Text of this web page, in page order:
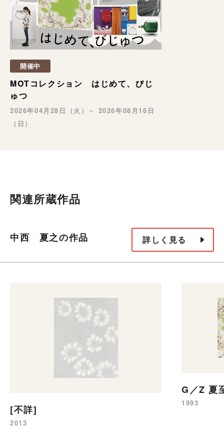
開催中
MOTコレクション はじめて、びじ
ゅつ
2026年04月28日（火）－ 2026年08月16日
（日）
関連所蔵作品
中西 夏之の作品 詳しく見る
[不詳]
2013
G／Z 夏
1993